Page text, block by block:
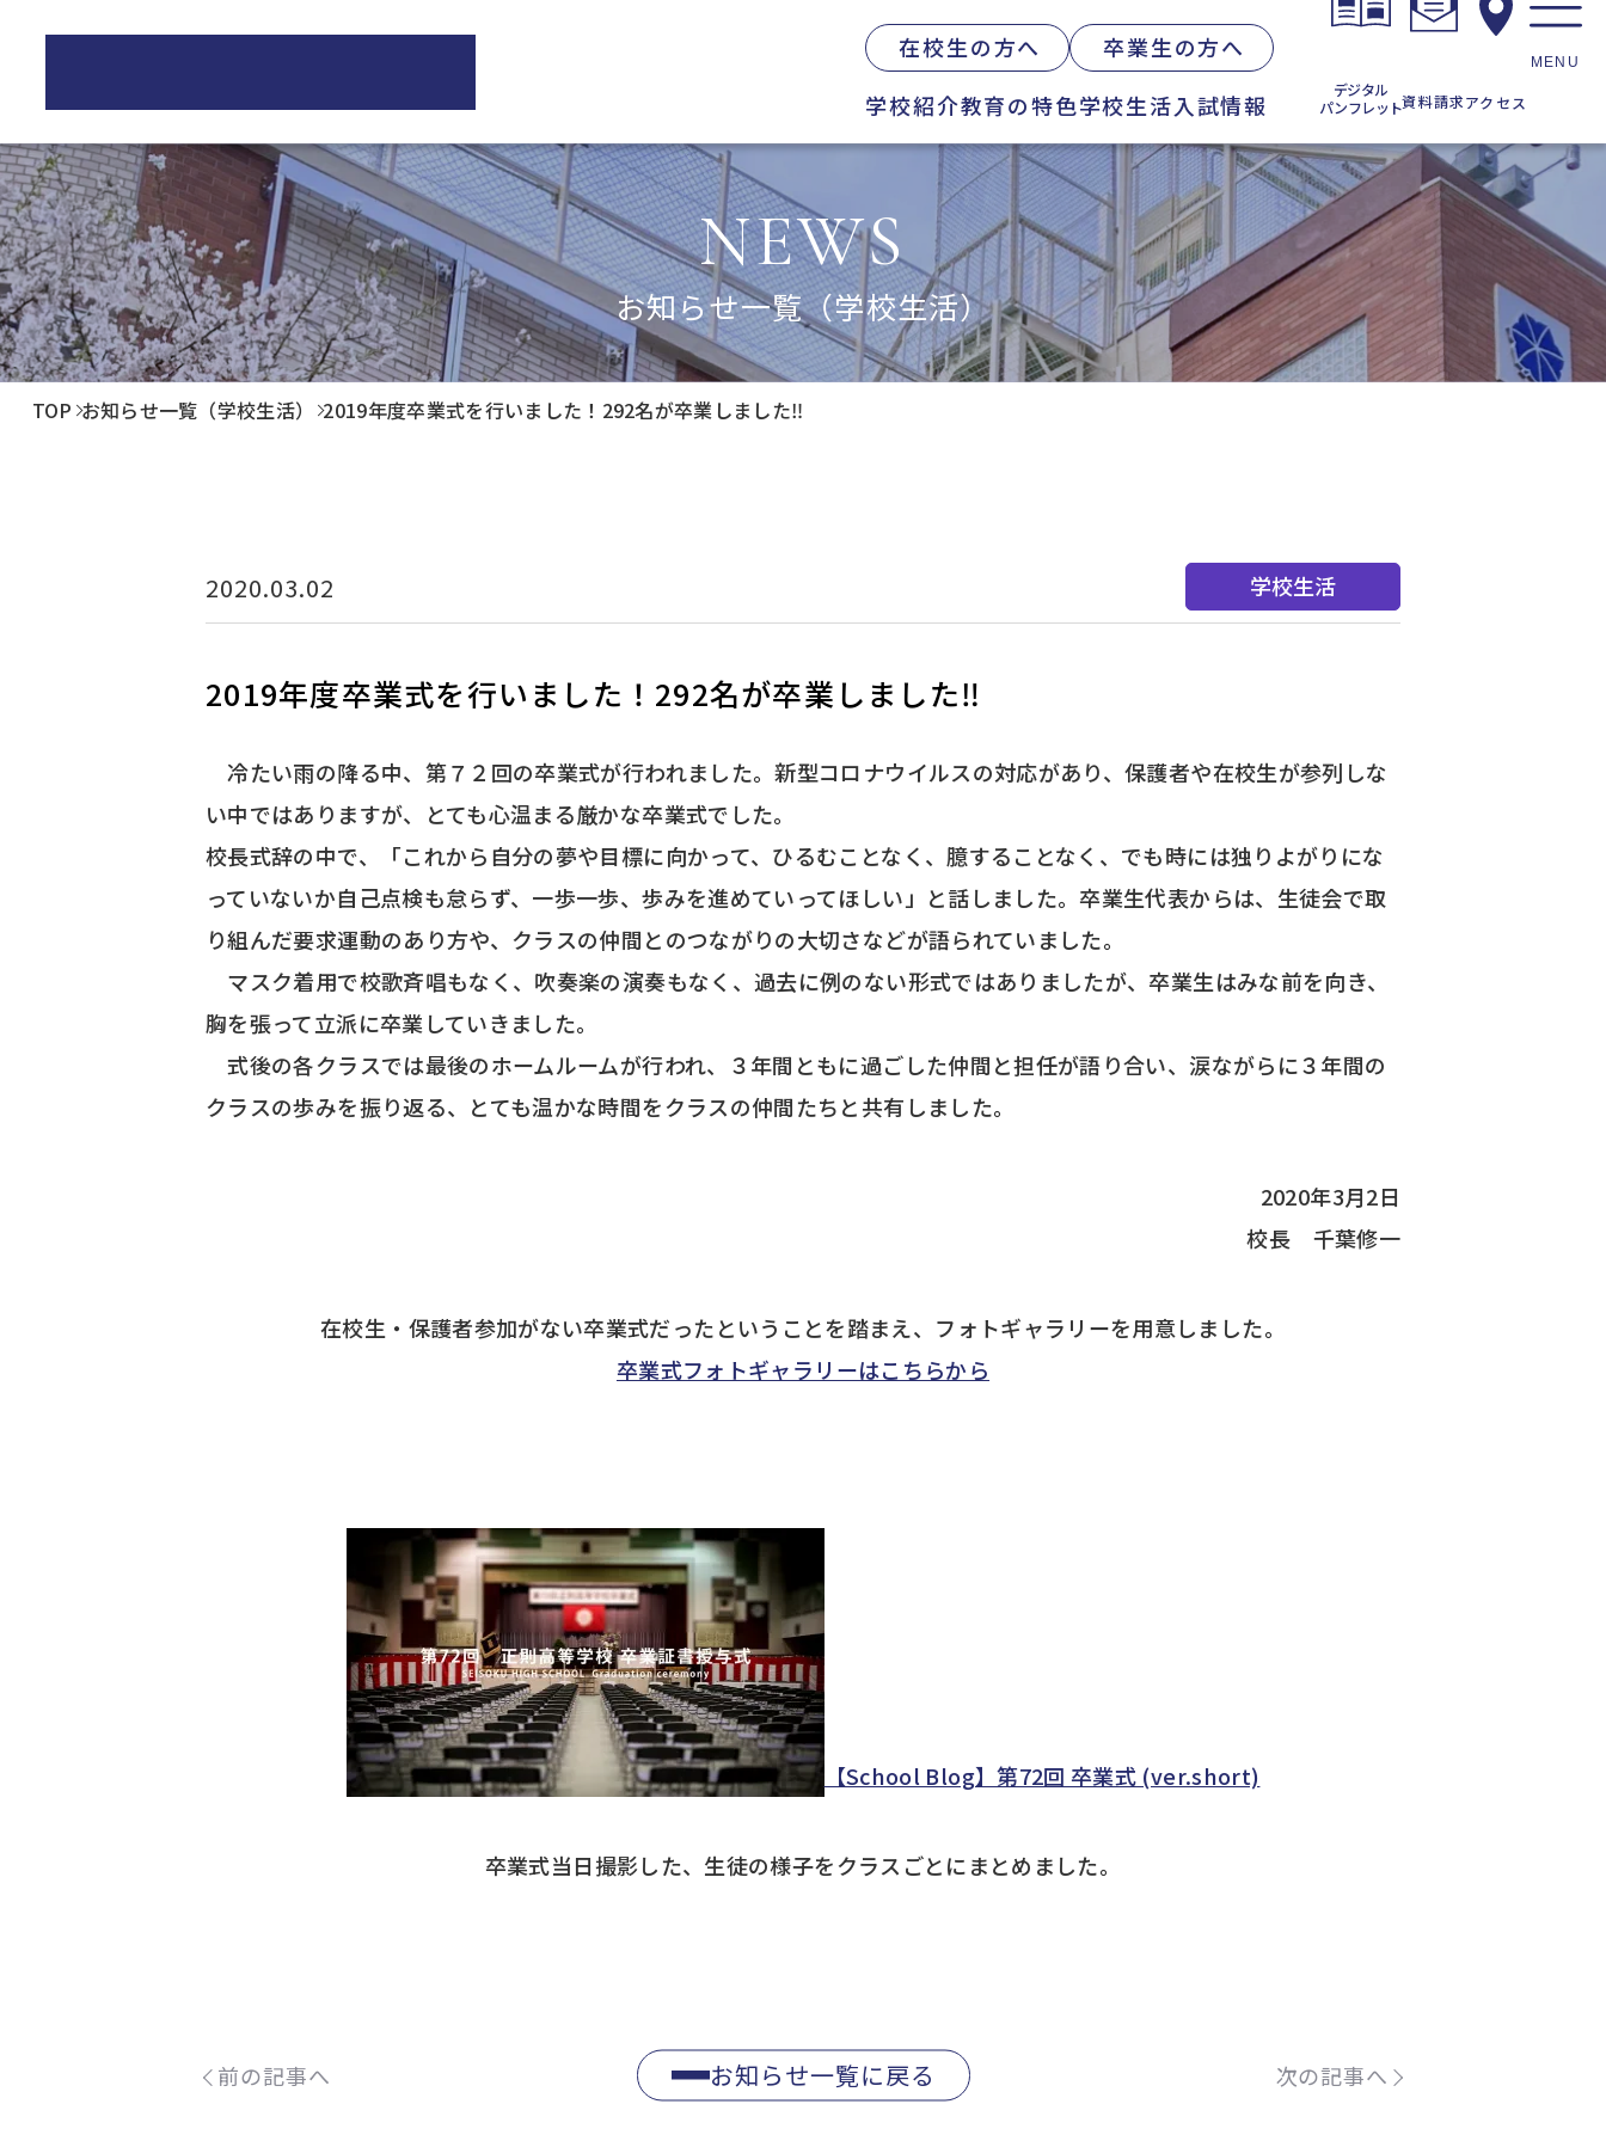
在校生の方へ
卒業生の方へ
学校紹介教育の特色学校生活入試情報
デジタル
パンフレット資料請求アクセス
MENU
学校紹介
正則高等学校の3つの柱
校長ご挨拶
歴史・伝統
制服紹介
施設紹介
教育の特色
正則教育の全体図
学習指導
教科紹介
教育内容
進路指導
進路実績
学校生活
年間行事
体育祭
学院祭
学習旅行
体験学習
学院祭特設ページ
入試情報
オープンスクール・学校説明会
募集要項
Web出願について
入試Q&A
学費軽減・助成制度
お知らせ一覧
在校生の方へ
卒業生の方へ
各種証明書の発行
同窓会
NEWS
お知らせ一覧（学校生活）
TOP お知らせ一覧（学校生活） 2019年度卒業式を行いました！292名が卒業しました‼
2020.03.02 学校生活
2019年度卒業式を行いました！292名が卒業しました‼
冷たい雨の降る中、第７２回の卒業式が行われました。新型コロナウイルスの対応があり、保護者や在校生が参列しな
い中ではありますが、とても心温まる厳かな卒業式でした。
校長式辞の中で、「これから自分の夢や目標に向かって、ひるむことなく、臆することなく、でも時には独りよがりにな
っていないか自己点検も怠らず、一歩一歩、歩みを進めていってほしい」と話しました。卒業生代表からは、生徒会で取
り組んだ要求運動のあり方や、クラスの仲間とのつながりの大切さなどが語られていました。
マスク着用で校歌斉唱もなく、吹奏楽の演奏もなく、過去に例のない形式ではありましたが、卒業生はみな前を向き、
胸を張って立派に卒業していきました。
式後の各クラスでは最後のホームルームが行われ、３年間ともに過ごした仲間と担任が語り合い、涙ながらに３年間の
クラスの歩みを振り返る、とても温かな時間をクラスの仲間たちと共有しました。
2020年3月2日
校長 千葉修一
在校生・保護者参加がない卒業式だったということを踏まえ、フォトギャラリーを用意しました。
卒業式フォトギャラリーはこちらから
【School Blog】第72回 卒業式 (ver.short)
卒業式当日撮影した、生徒の様子をクラスごとにまとめました。
前の記事へ お知らせ一覧に戻る 次の記事へ